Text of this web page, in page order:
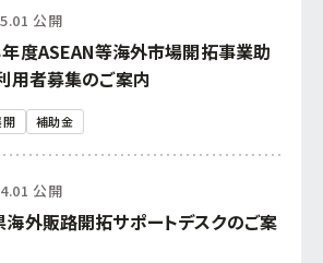
たい
したい
い
センター
支援課
公開
年度ASEAN等海外市場開拓事業助
用者募集のご案内
開 補助金
公開
海外販路開拓サポートデスクのご案